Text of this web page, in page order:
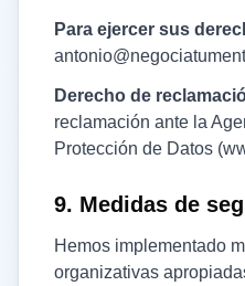
Para ejercer sus
Derecho de
reclamación ante la
Protección de Datos
9. Medidas de
Hemos implementado
organizativas